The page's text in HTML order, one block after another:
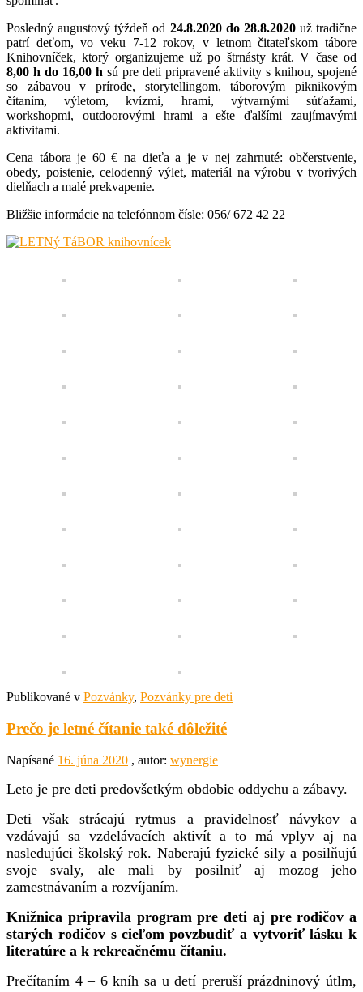
Posledný augustový týždeň od 24.8.2020 do 28.8.2020už tradične
patrí deťom, vo veku 7-12 rokov, v letnom čitateľskom tábore
Knihovníček, ktorý organizujeme už po štrnásty krát. V čase od
8,00 h do 16,00 h sú pre deti pripravené aktivity s knihou, spojené
so zábavou v prírode, storytellingom, táborovým piknikovým
čítaním, výletom, kvízmi, hrami, výtvarnými súťažami,
workshopmi, outdoorovými hrami a ešte ďalšími zaujímavými
aktivitami.
Cena tábora je 60 € na dieťa a je v nej zahrnuté: občerstvenie,
obedy, poistenie, celodenný výlet, materiál na výrobu v tvorivých
dielňach a malé prekvapenie.
Bližšie informácie na telefónnom čísle: 056/ 672 42 22
Publikované v Pozvánky, Pozvánky pre deti
Prečo je letné čítanie také dôležité
Napísané 16. júna 2020 , autor: wynergie
Leto je pre deti predovšetkým obdobie oddychu a zábavy.
Deti však strácajú rytmus a pravidelnosť návykov a
vzdávajú sa vzdelávacích aktivít a to má vplyv aj na
nasledujúci školský rok. Naberajú fyzické sily a posilňujú
svoje svaly, ale mali by posilniť aj mozog jeho
zamestnávaním a rozvíjaním.
Knižnica pripravila program pre deti aj pre rodičov a
starých rodičov s cieľom povzbudiť a vytvoriť lásku k
literatúre a k rekreačnému čítaniu.
Prečítaním 4 – 6 kníh sa u detí preruší prázdninový útlm,